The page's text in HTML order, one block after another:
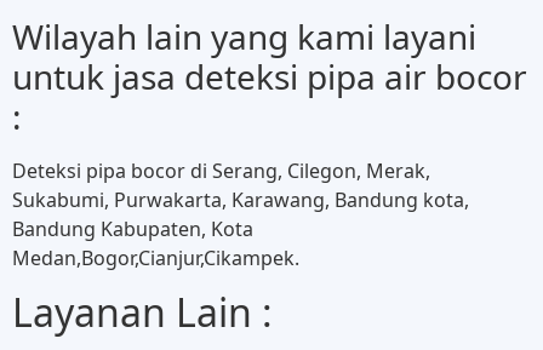
Wilayah lain yang kami layani
untuk jasa deteksi pipa air bocor
:
Deteksi pipa bocor di Serang, Cilegon, Merak,
Sukabumi, Purwakarta, Karawang, Bandung kota,
Bandung Kabupaten, Kota
Medan,Bogor,Cianjur,Cikampek.
Layanan Lain :